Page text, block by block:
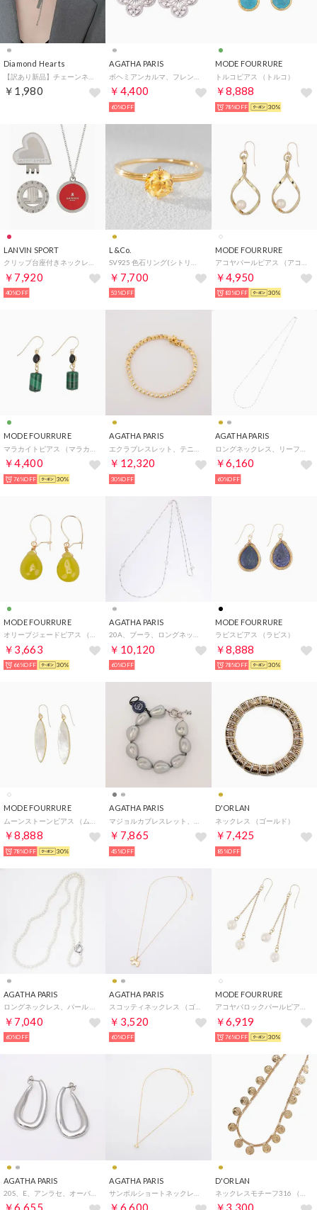
Diamond Hearts
￥1,980
AGATHA PARIS
￥4,400
60%OFF
MODE FOURRURE
トルコピアス （トルコ）
￥8,888
78%OFF 30%
LANVIN SPORT
￥7,920
40%OFF
L&Co.
￥7,700
53%OFF
MODE FOURRURE
￥4,950
83%OFF 30%
MODE FOURRURE
￥4,400
76%OFF 30%
AGATHA PARIS
￥12,320
30%OFF
AGATHA PARIS
￥6,160
60%OFF
MODE FOURRURE
￥3,663
66%OFF 30%
AGATHA PARIS
￥10,120
60%OFF
MODE FOURRURE
ラピスピアス （ラピス）
￥8,888
78%OFF 30%
MODE FOURRURE
￥8,888
78%OFF 30%
AGATHA PARIS
￥7,865
45%OFF
D'ORLAN
ネックレス （ゴールド）
￥7,425
85%OFF
AGATHA PARIS
￥7,040
60%OFF
AGATHA PARIS
￥3,520
60%OFF
MODE FOURRURE
￥6,919
76%OFF 30%
AGATHA PARIS
￥6,655
AGATHA PARIS
￥6,600
D'ORLAN
￥3,300